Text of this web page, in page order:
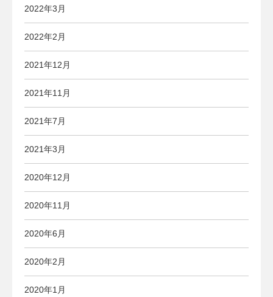
2022年3月
2022年2月
2021年12月
2021年11月
2021年7月
2021年3月
2020年12月
2020年11月
2020年6月
2020年2月
2020年1月